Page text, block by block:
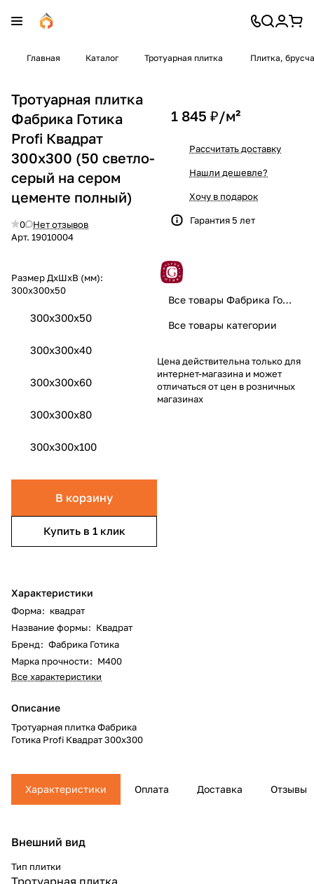
Главная Каталог Тротуарная плитка Плитка,
Тротуарная плитка
Фабрика Готика
Profi Квадрат
300x300 (50 светло-
серый на сером
цементе полный)
0
Нет отзывов
Арт. 19010004
Размер ДхШхВ (мм):
300x300x50
300x300x50
300x300x40
300x300x60
300x300x80
300x300x100
В корзину
Купить в 1 клик
Характеристики
Форма: квадрат
Название формы: Квадрат
Бренд: Фабрика Готика
Марка прочности: М400
Все характеристики
Описание
Тротуарная плитка Фабрика
Готика Profi Квадрат 300x300
1 845 ₽/м²
Рассчитать доставку
Нашли дешевле?
Хочу в подарок
Гарантия 5 лет
Все товары Фабрика Готика
Все товары категории
Цена действительна только для
интернет-магазина и может
отличаться от цен в розничных
магазинах
Характеристики Оплата Доставка Отзывы
Внешний вид
Тип плитки
Тротуарная плитка